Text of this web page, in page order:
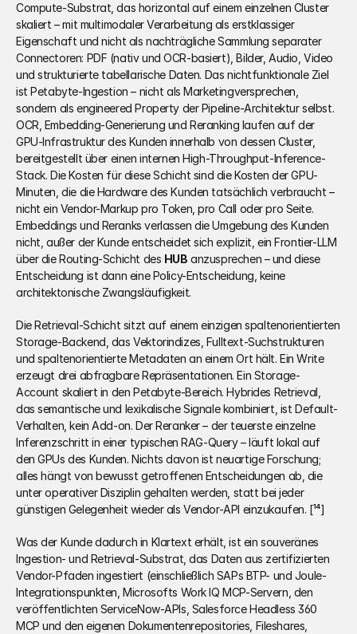
Compute-Substrat, das horizontal auf einem einzelnen Cluster
skaliert – mit multimodaler Verarbeitung als erstklassiger
Eigenschaft und nicht als nachträgliche Sammlung separater
Connectoren: PDF (nativ und OCR-basiert), Bilder, Audio, Video
und strukturierte tabellarische Daten. Das nichtfunktionale Ziel
ist Petabyte-Ingestion – nicht als Marketingversprechen,
sondern als engineered Property der Pipeline-Architektur selbst.
OCR, Embedding-Generierung und Reranking laufen auf der
GPU-Infrastruktur des Kunden innerhalb von dessen Cluster,
bereitgestellt über einen internen High-Throughput-Inference-
Stack. Die Kosten für diese Schicht sind die Kosten der GPU-
Minuten, die die Hardware des Kunden tatsächlich verbraucht –
nicht ein Vendor-Markup pro Token, pro Call oder pro Seite.
Embeddings und Reranks verlassen die Umgebung des Kunden
nicht, außer der Kunde entscheidet sich explizit, ein Frontier-LLM
über die Routing-Schicht des HUB anzusprechen – und diese
Entscheidung ist dann eine Policy-Entscheidung, keine
architektonische Zwangsläufigkeit.
Die Retrieval-Schicht sitzt auf einem einzigen spaltenorientierten
Storage-Backend, das Vektorindizes, Fulltext-Suchstrukturen
und spaltenorientierte Metadaten an einem Ort hält. Ein Write
erzeugt drei abfragbare Repräsentationen. Ein Storage-
Account skaliert in den Petabyte-Bereich. Hybrides Retrieval,
das semantische und lexikalische Signale kombiniert, ist Default-
Verhalten, kein Add-on. Der Reranker – der teuerste einzelne
Inferenzschritt in einer typischen RAG-Query – läuft lokal auf
den GPUs des Kunden. Nichts davon ist neuartige Forschung;
alles hängt von bewusst getroffenen Entscheidungen ab, die
unter operativer Disziplin gehalten werden, statt bei jeder
günstigen Gelegenheit wieder als Vendor-API einzukaufen. [¹⁴]
Was der Kunde dadurch in Klartext erhält, ist ein souveränes
Ingestion- und Retrieval-Substrat, das Daten aus zertifizierten
Vendor-Pfaden ingestiert (einschließlich SAPs BTP- und Joule-
Integrationspunkten, Microsofts Work IQ MCP-Servern, den
veröffentlichten ServiceNow-APIs, Salesforce Headless 360
MCP und den eigenen Dokumentenrepositories, Fileshares,